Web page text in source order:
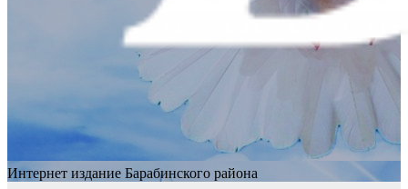
Интернет издание Барабинского района